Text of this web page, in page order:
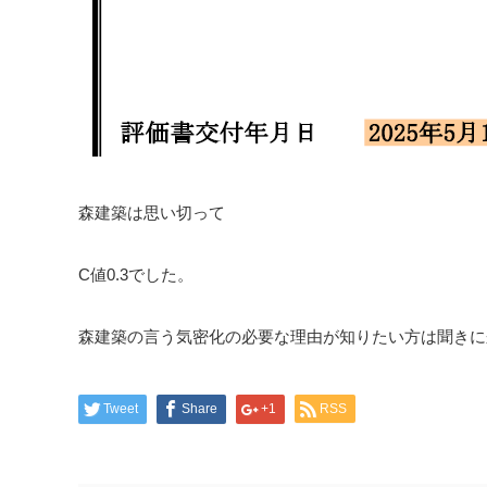
森建築は思い切って
C値0.3でした。
森建築の言う気密化の必要な理由が知りたい方は聞き
Tweet Share +1 RSS